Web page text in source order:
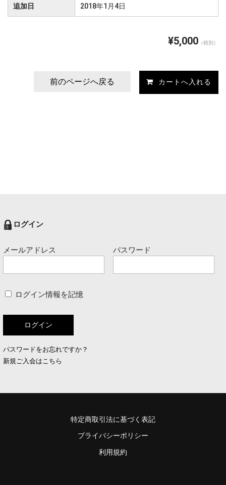
追加日 2018年1月4日
¥5,000 （税別）
前のページへ戻る
ログイン
メールアドレス パスワード
ログイン情報を記憶
パスワードをお忘れですか？
新規ご入会はこちら
特定商取引法に基づく表記
プライバシーポリシー
利用規約